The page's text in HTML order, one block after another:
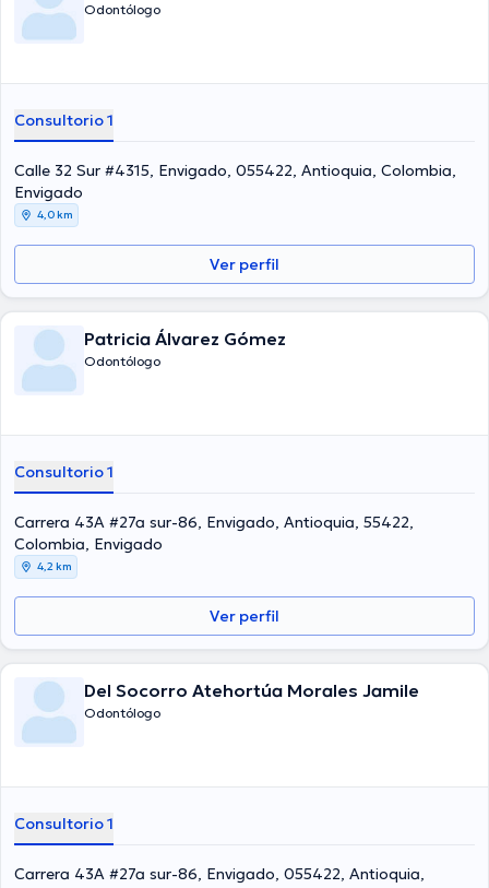
Odontólogo
Consultorio 1
Calle 32 Sur #4315, Envigado, 055422, Antioquia, Colombia,
Envigado
4,0 km
Ver perfil
Patricia Álvarez Gómez
Odontólogo
Consultorio 1
Carrera 43A #27a sur-86, Envigado, Antioquia, 55422,
Colombia, Envigado
4,2 km
Ver perfil
Del Socorro Atehortúa Morales Jamile
Odontólogo
Consultorio 1
Carrera 43A #27a sur-86, Envigado, 055422, Antioquia,